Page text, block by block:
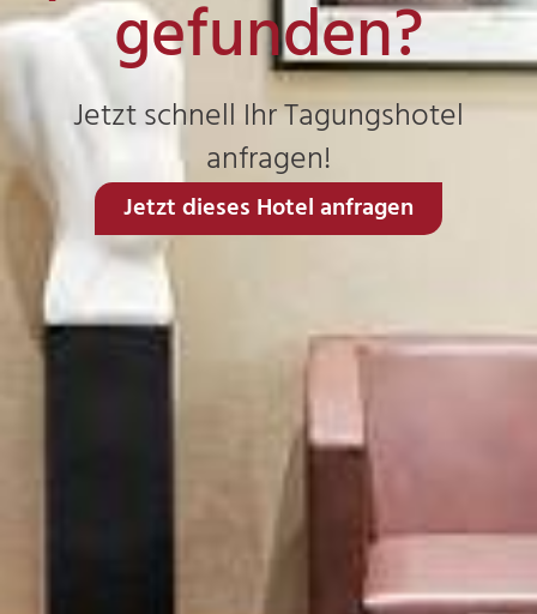
gefunden?
Jetzt schnell Ihr Tagungshotel
anfragen!
Jetzt dieses Hotel anfragen